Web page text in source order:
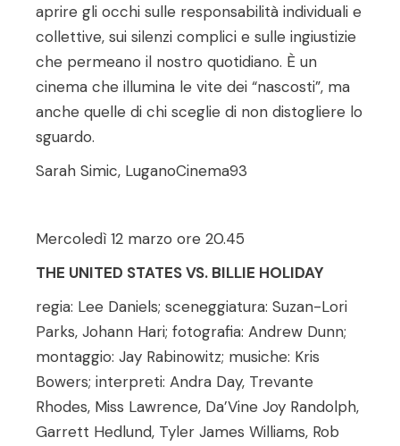
aprire gli occhi sulle responsabilità individuali e
collettive, sui silenzi complici e sulle ingiustizie
che permeano il nostro quotidiano. È un
cinema che illumina le vite dei “nascosti”, ma
anche quelle di chi sceglie di non distogliere lo
sguardo.
Sarah Simic, LuganoCinema93
Mercoledì 12 marzo ore 20.45
THE UNITED STATES VS. BILLIE HOLIDAY
regia: Lee Daniels; sceneggiatura: Suzan-Lori
Parks, Johann Hari; fotografia: Andrew Dunn;
montaggio: Jay Rabinowitz; musiche: Kris
Bowers; interpreti: Andra Day, Trevante
Rhodes, Miss Lawrence, Da’Vine Joy Randolph,
Garrett Hedlund, Tyler James Williams, Rob